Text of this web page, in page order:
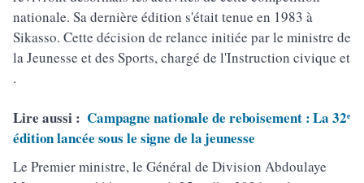
nationale. Sa dernière édition s'était tenue en 1983 à
Sikasso. Cette décision de relance initiée par le ministre de
la Jeunesse et des Sports, chargé de l'Instruction civique et
.
Lire aussi : Campagne nationale de reboisement : La 32ᵉ
édition lancée sous le signe de la jeunesse
Le Premier ministre, le Général de Division Abdoulaye